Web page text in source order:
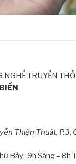
NGHỀ TRUYỀN
Thiện Thuật, P.3,
Bảy : 9h Sáng – 8h